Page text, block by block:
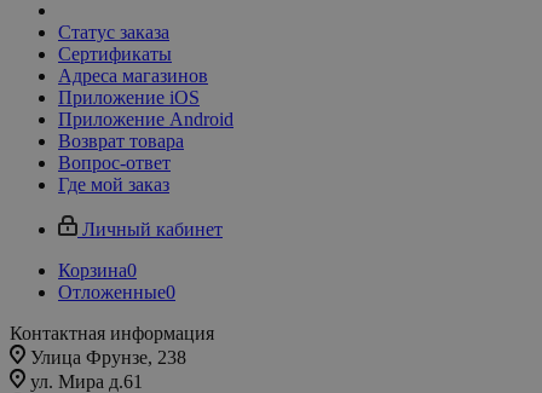
Статус заказа
Сертификаты
Адреса магазинов
Приложение iOS
Приложение Android
Возврат товара
Вопрос-ответ
Где мой заказ
Личный кабинет
Корзина0
Отложенные0
Контактная информация
Улица Фрунзе, 238​
ул. Мира д.61